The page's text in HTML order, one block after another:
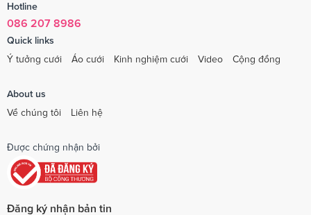
Hotline
086 207 8986
Quick links
Ý tưởng cưới
Áo cưới Kinh nghiệm cưới Video Cộng đồng
About us
Về chúng tôi
Liên hệ
Được chứng nhận bởi
Đăng ký nhận bản tin